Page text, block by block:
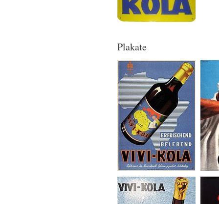
Plakate